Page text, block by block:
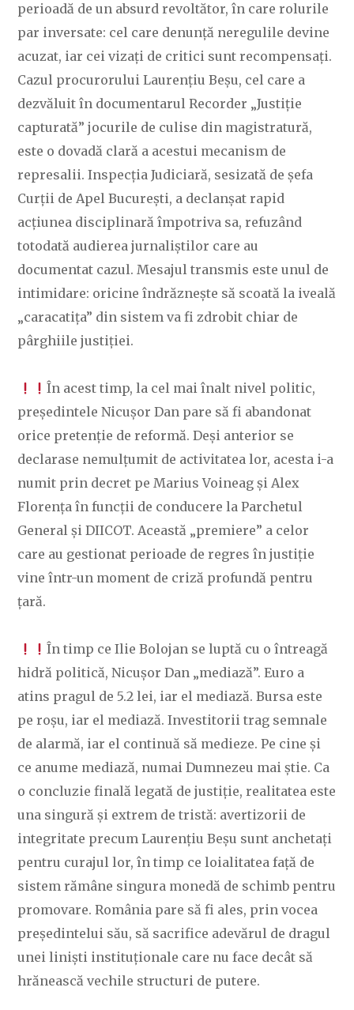
perioadă de un absurd revoltător, în care rolurile
par inversate: cel care denunță neregulile devine
acuzat, iar cei vizați de critici sunt recompensați.
Cazul procurorului Laurențiu Beșu, cel care a
dezvăluit în documentarul Recorder „Justiție
capturată” jocurile de culise din magistratură,
este o dovadă clară a acestui mecanism de
represalii. Inspecția Judiciară, sesizată de șefa
Curții de Apel București, a declanșat rapid
acțiunea disciplinară împotriva sa, refuzând
totodată audierea jurnaliștilor care au
documentat cazul. Mesajul transmis este unul de
intimidare: oricine îndrăznește să scoată la iveală
„caracatița” din sistem va fi zdrobit chiar de
pârghiile justiției.
În acest timp, la cel mai înalt nivel politic,
președintele Nicușor Dan pare să fi abandonat
orice pretenție de reformă. Deși anterior se
declarase nemulțumit de activitatea lor, acesta i-a
numit prin decret pe Marius Voineag și Alex
Florența în funcții de conducere la Parchetul
General și DIICOT. Această „premiere” a celor
care au gestionat perioade de regres în justiție
vine într-un moment de criză profundă pentru
țară.
În timp ce Ilie Bolojan se luptă cu o întreagă
hidră politică, Nicușor Dan „mediază”. Euro a
atins pragul de 5.2 lei, iar el mediază. Bursa este
pe roșu, iar el mediază. Investitorii trag semnale
de alarmă, iar el continuă să medieze. Pe cine și
ce anume mediază, numai Dumnezeu mai știe. Ca
o concluzie finală legată de justiție, realitatea este
una singură și extrem de tristă: avertizorii de
integritate precum Laurențiu Beșu sunt anchetați
pentru curajul lor, în timp ce loialitatea față de
sistem rămâne singura monedă de schimb pentru
promovare. România pare să fi ales, prin vocea
președintelui său, să sacrifice adevărul de dragul
unei liniști instituționale care nu face decât să
hrănească vechile structuri de putere.